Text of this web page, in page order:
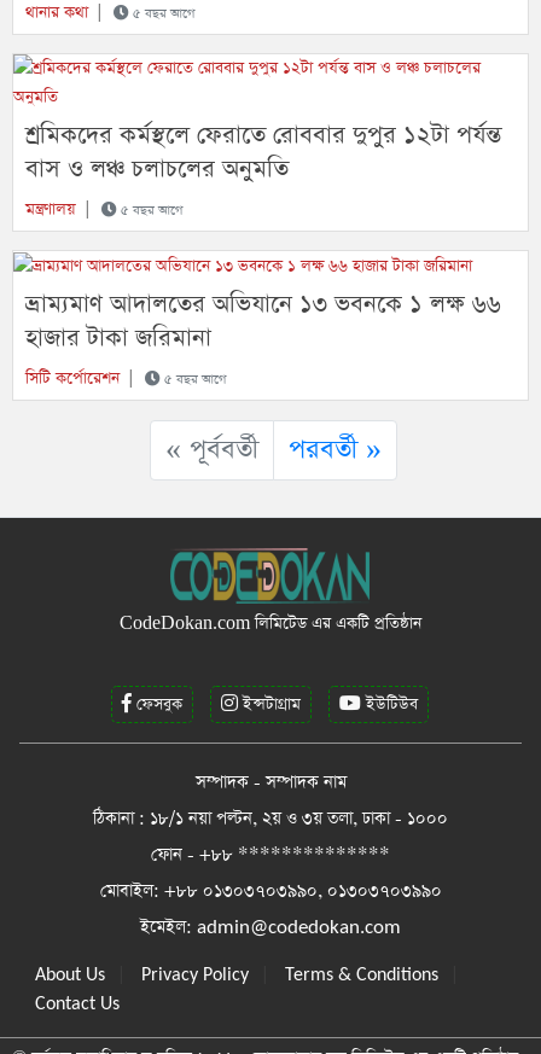
থানার কথা| ৫ বছর আগে
শ্রমিকদের কর্মস্থলে ফেরাতে রোববার দুপুর ১২টা পর্যন্ত
বাস ও লঞ্চ চলাচলের অনুমতি
মন্ত্রণালয় ৫ বছর আগে
ভ্রাম্যমাণ আদালতের অভিযানে ১৩ ভবনকে ১ লক্ষ ৬৬
হাজার টাকা জরিমানা
সিটি কর্পোরেশন| ৫ বছর আগে
« পূর্ববর্তী পরবর্তী »
CodeDokan.comলিমিটেড এর একটি প্রতিষ্ঠান
ফেসবুক ইন্সটাগ্রাম ইউটিউব
সম্পাদক - সম্পাদক নাম
ঠিকানা : ১৮/১ নয়া পল্টন, ২য় ও ৩য় তলা, ঢাকা - ১০০০
ফোন - +৮৮ **************
মোবাইল: +৮৮ ০১৩০৩৭০৩৯৯০, ০১৩০৩৭০৩৯৯০
ইমেইল: admin@codedokan.com
About Us Privacy Policy Terms & Conditions
Contact Us